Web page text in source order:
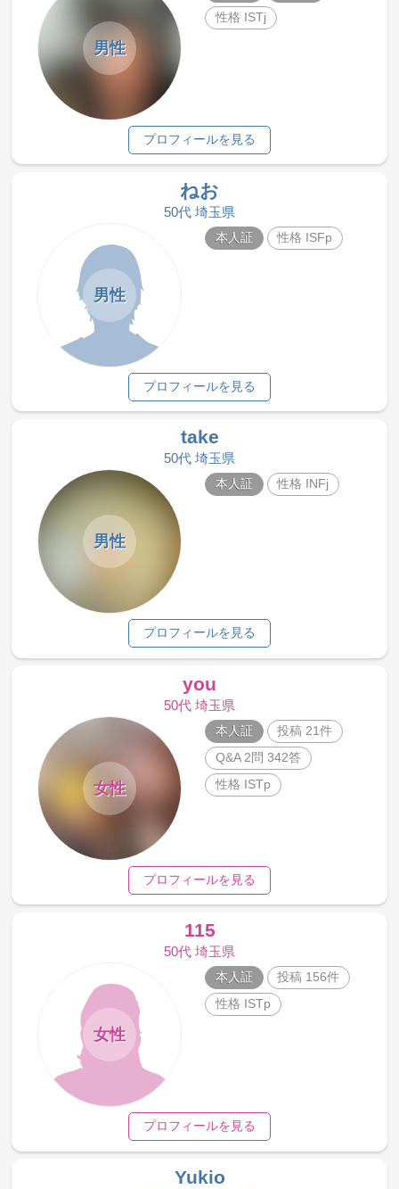
男性
性格 ISTj
プロフィールを見る
ねお
50代 埼玉県
男性
本人証 性格 ISFp
プロフィールを見る
take
50代 埼玉県
男性
本人証 性格 INFj
プロフィールを見る
you
50代 埼玉県
女性
本人証
投稿 21件
Q&A 2問 342答
性格 ISTp
プロフィールを見る
115
50代 埼玉県
女性
本人証
投稿 156件
性格 ISTp
プロフィールを見る
Yukio